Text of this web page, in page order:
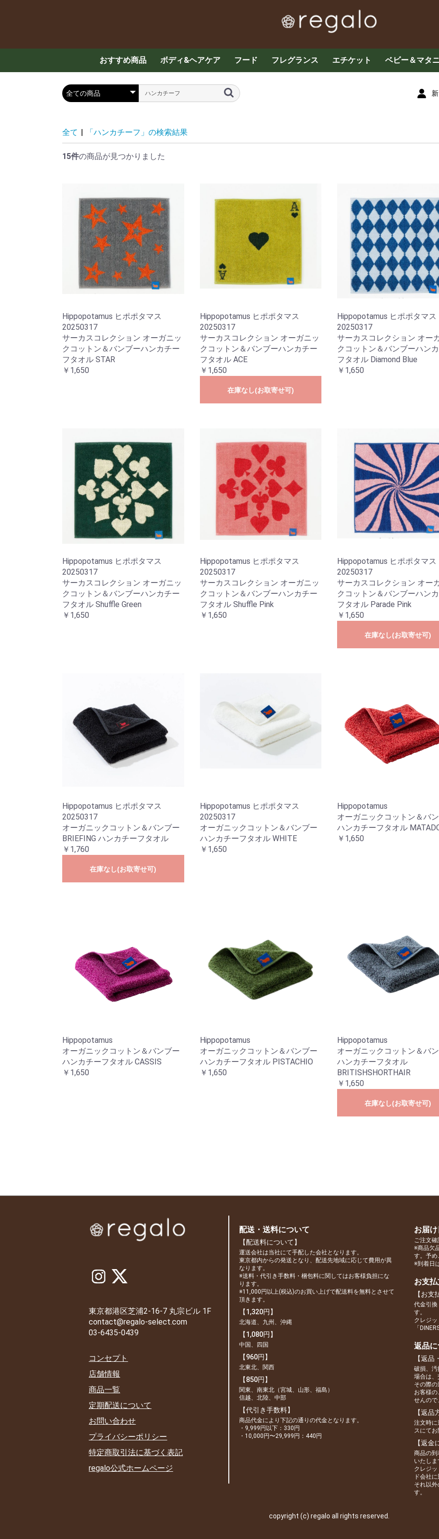
おすすめ商品 ボディ&ヘアケア
スキンケア
ハンド・ボディケア
メンズケア
ヘアケア
入浴剤
フード
お茶・コーヒー各種
グラノーラ・ドライフ
ルーツ
その他フード
お菓子
プロテイン・サプリメ
ント
ザクロ
はちみつ
フレグランス エチケット ベビー＆マタ
全て | 「ハンカチーフ」の検索結果
15件の商品が見つかりました
Hippopotamus ヒポポタマス
20250317
サーカスコレクション オーガニッ
クコットン＆バンブーハンカチー
フタオル STAR
￥1,650
Hippopotamus ヒポポタマス
20250317
サーカスコレクション オーガニッ
クコットン＆バンブーハンカチー
フタオル ACE
￥1,650
在庫なし(お取寄せ可)
Hippopotamus ヒポポタマス
20250317
サーカスコレクション オー
クコットン＆バンブーハン
フタオル Diamond Blue
￥1,650
Hippopotamus ヒポポタマス
20250317
サーカスコレクション オーガニッ
クコットン＆バンブーハンカチー
フタオル Shuffle Green
￥1,650
Hippopotamus ヒポポタマス
20250317
サーカスコレクション オーガニッ
クコットン＆バンブーハンカチー
フタオル Shuffle Pink
￥1,650
Hippopotamus ヒポポタマス
20250317
サーカスコレクション オー
クコットン＆バンブーハン
フタオル Parade Pink
￥1,650
在庫なし(お取寄せ可)
Hippopotamus ヒポポタマス
20250317
オーガニックコットン＆バンブー
BRIEFING ハンカチーフタオル
￥1,760
在庫なし(お取寄せ可)
Hippopotamus ヒポポタマス
20250317
オーガニックコットン＆バンブー
ハンカチーフタオル WHITE
￥1,650
Hippopotamus
オーガニックコットン＆バ
ハンカチーフタオル
￥1,650
Hippopotamus
オーガニックコットン＆バンブー
ハンカチーフタオル CASSIS
￥1,650
Hippopotamus
オーガニックコットン＆バンブー
ハンカチーフタオル PISTACHIO
￥1,650
Hippopotamus
オーガニックコットン＆バ
ハンカチーフタオル
BRITISHSHORTHAIR
￥1,650
在庫なし(お取寄せ可)
東京都港区芝浦2-16-7 丸宗ビル 1F
contact@regalo-select.com
03-6435-0439
コンセプト
店舗情報
商品一覧
定期配送について
お問い合わせ
プライバシーポリシー
特定商取引法に基づく表記
regalo公式ホームページ
配送・送料について
【配送料について】
運送会社は当社にて手配した会社となります。
東京都内からの発送となり、配送先地域に応じて費用が異
なります。
※送料・代引き手数料・梱包料に関してはお客様負担にな
ります。
※11,000円以上(税込)のお買い上げで配送料を無料とさせて
頂きます。
【1,320円】
北海道、九州、沖縄
【1,080円】
中国、四国
【960円】
北東北、関西
【850円】
関東、南東北（宮城、山形、福島）
信越、北陸、中部
【代引き手数料】
商品代金により下記の通りの代金となります。
・9,999円以下：330円
・10,000円〜29,999円：440円
お届
ご注文
※商品欠
す。予
※到着日
お支
【お支
代金引
す。
クレジ
「
返品
【返
破損、
場合は
その際
お客様
せんの
【返品
注文時
スにて
【返金
商品の
いたしま
クレジ
ド会社
それ以
す。
copyright (c) regalo all rights reserved.